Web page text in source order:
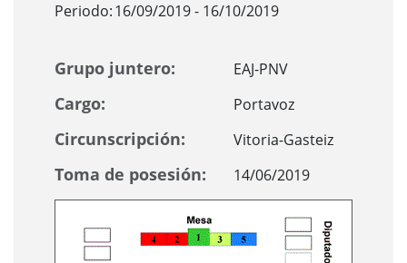
Periodo:16/09/2019 - 16/10/2019
Grupo juntero: EAJ-PNV
Cargo: Portavoz
Circunscripción: Vitoria-Gasteiz
Toma de posesión: 14/06/2019